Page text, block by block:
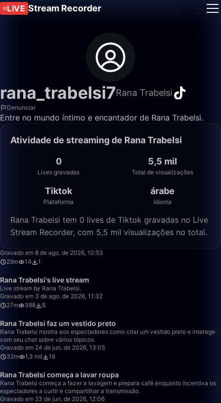
LIVE Stream Recorder
rana_trabelsi7Rana Trabelsi
Denunciar
Entre no mundo íntimo e encantador de Rana Trabelsi.
Atividade de streaming de Rana Trabelsi
0
Lives gravadas
5,5 mil
Total de visualizações
Tiktok
Plataforma
árabe
Idioma
Rana Trabelsi tem 0 lives de Tiktok gravadas no Live
Stream Recorder, com 5,5 mil visualizações no total.
Gravado em 8 de ago. de 2026, 10:53
29m
14 1
Rana Trabelsi's live stream
Live stream by Rana Trabelsi.
Gravado em 3 de ago. de 2026, 11:32
27m
388 6
Rana Trabelsi faz um vestido preto
Rana Trabelsi mostra aos espectadores como criar um vestido preto e interage
com seu chat sobre vários tópicos.
Gravado em 24 de jun. de 2026, 13:05
32m
1,3 mil 16
Rana Trabelsi começa a lavar roupa
Rana Trabelsi começa a fazer a lavagem e prepara café enquanto incentiva os
espectadores a curtir e compartilhar a transmissão.
Gravado em 23 de jun. de 2026, 12:06